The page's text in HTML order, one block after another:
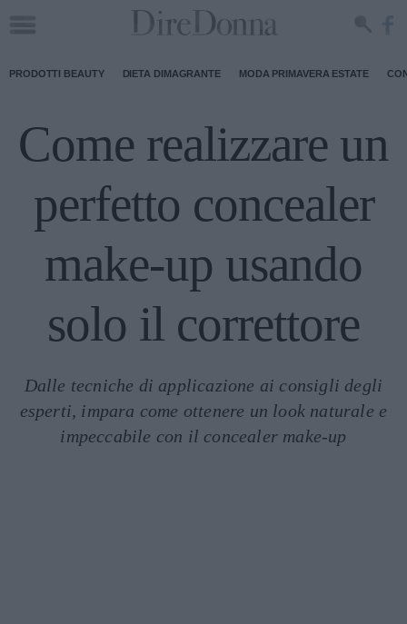
PRODOTTI BEAUTY DIETA DIMAGRANTE MODA PRIMAVERA ESTATE
Come realizzare un
perfetto concealer
make-up usando
solo il correttore
Dalle tecniche di applicazione ai consigli degli
esperti, impara come ottenere un look naturale e
impeccabile con il concealer make-up